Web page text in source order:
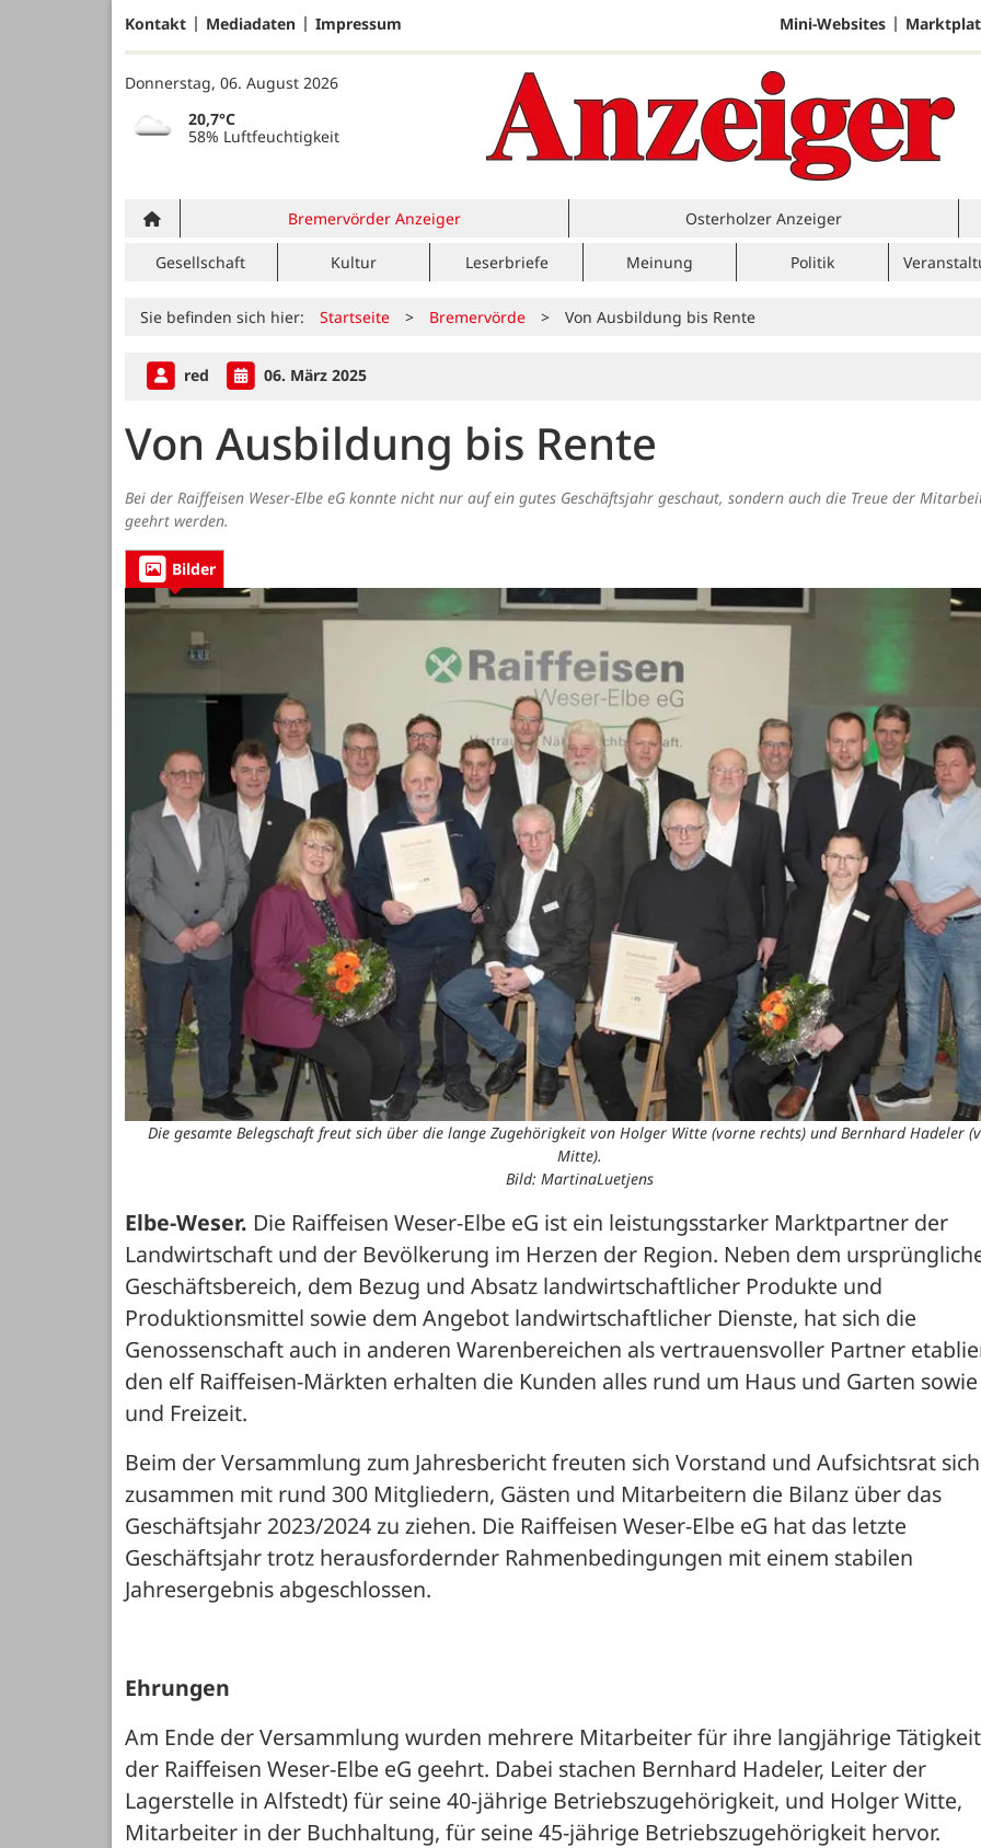
Kontakt Mediadaten Impressum Mini-Websites
Donnerstag, 06. August 2026
20,7°C
58% Luftfeuchtigkeit
Bremervörder Anzeiger Osterholzer Anzeiger
Gesellschaft Kultur Leserbriefe Meinung Politik
Sie befinden sich hier: Startseite > Bremervörde > Von Ausbildung bis Rente
red 06. März 2025
Von Ausbildung bis Rente
Bei der Raiffeisen Weser-Elbe eG konnte nicht nur auf ein gutes Geschäftsjahr geschaut, sondern auch die Treue der
geehrt werden.
Bilder
Die gesamte Belegschaft freut sich über die lange Zugehörigkeit von Holger Witte (vorne rechts) und Bernhard Hadeler
Mitte).
Bild: MartinaLuetjens
Elbe-Weser. Die Raiffeisen Weser-Elbe eG ist ein leistungsstarker Marktpartner der
Landwirtschaft und der Bevölkerung im Herzen der Region. Neben dem
Geschäftsbereich, dem Bezug und Absatz landwirtschaftlicher Produkte und
Produktionsmittel sowie dem Angebot landwirtschaftlicher Dienste, hat sich die
Genossenschaft auch in anderen Warenbereichen als vertrauensvoller Partner
den elf Raiffeisen-Märkten erhalten die Kunden alles rund um Haus und Garten
und Freizeit.
Beim der Versammlung zum Jahresbericht freuten sich Vorstand und Aufsichtsrat sich
zusammen mit rund 300 Mitgliedern, Gästen und Mitarbeitern die Bilanz über das
Geschäftsjahr 2023/2024 zu ziehen. Die Raiffeisen Weser-Elbe eG hat das letzte
Geschäftsjahr trotz herausfordernder Rahmenbedingungen mit einem stabilen
Jahresergebnis abgeschlossen.
Ehrungen
Am Ende der Versammlung wurden mehrere Mitarbeiter für ihre langjährige
der Raiffeisen Weser-Elbe eG geehrt. Dabei stachen Bernhard Hadeler, Leiter der
Lagerstelle in Alfstedt) für seine 40-jährige Betriebszugehörigkeit, und Holger Witte,
Mitarbeiter in der Buchhaltung, für seine 45-jährige Betriebszugehörigkeit hervor.